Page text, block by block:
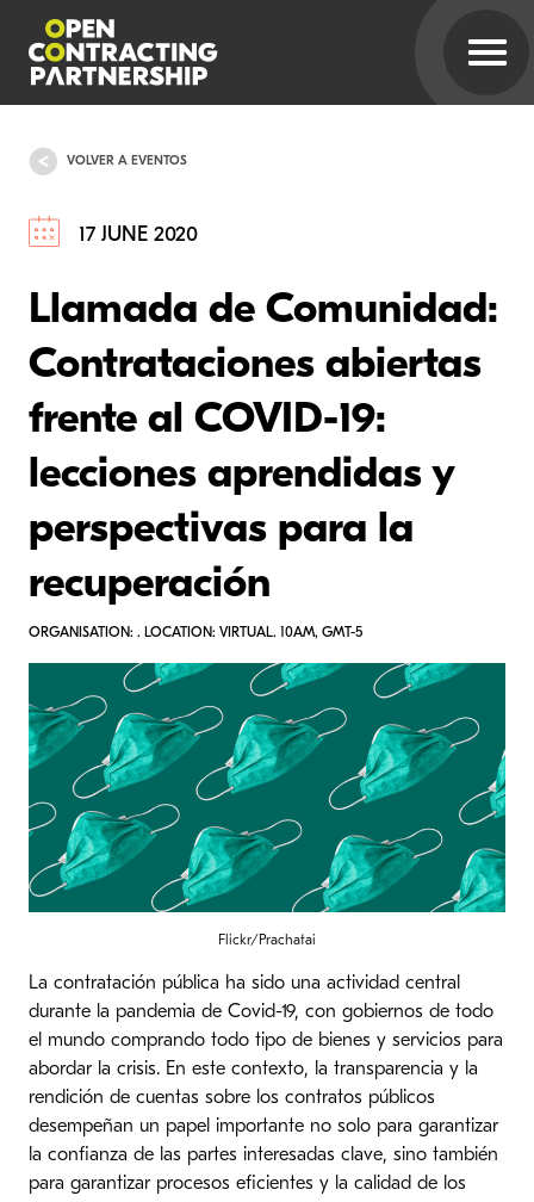
VOLVER A EVENTOS
17 JUNE 2020
Llamada de Comunidad:
Contrataciones abiertas
frente al COVID-19:
lecciones aprendidas y
perspectivas para la
recuperación
ORGANISATION: . LOCATION: VIRTUAL. 10AM, GMT-5
Flickr/Prachatai
La contratación pública ha sido una actividad central
durante la pandemia de Covid-19, con gobiernos de todo
el mundo comprando todo tipo de bienes y servicios para
abordar la crisis. En este contexto, la transparencia y la
rendición de cuentas sobre los contratos públicos
desempeñan un papel importante no solo para garantizar
la confianza de las partes interesadas clave, sino también
para garantizar procesos eficientes y la calidad de los